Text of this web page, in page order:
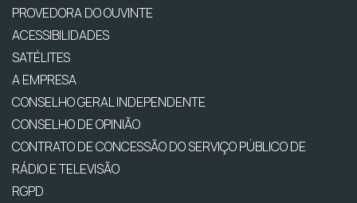
PROVEDORA DO OUVINTE
ACESSIBILIDADES
SATÉLITES
A EMPRESA
CONSELHO GERAL INDEPENDENTE
CONSELHO DE OPINIÃO
CONTRATO DE CONCESSÃO DO SERVIÇO PÚBLICO DE
RÁDIO E TELEVISÃO
RGPD